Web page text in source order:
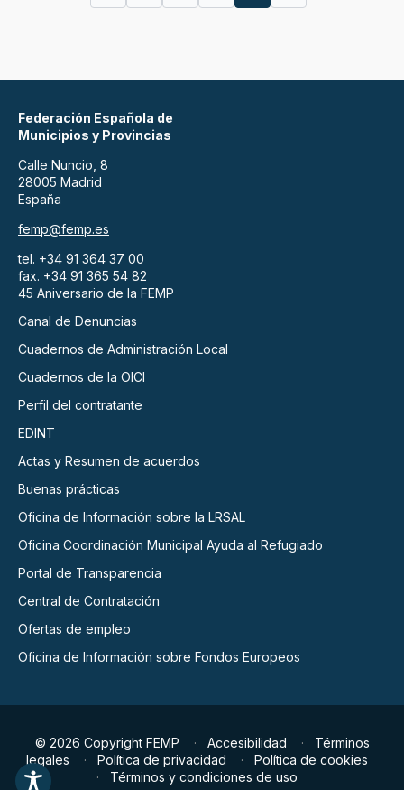
Federación Española de
Municipios y Provincias
Calle Nuncio, 8
28005 Madrid
España
femp@femp.es
tel. +34 91 364 37 00
fax. +34 91 365 54 82
45 Aniversario de la FEMP
Canal de Denuncias
Cuadernos de Administración Local
Cuadernos de la OICI
Perfil del contratante
EDINT
Actas y Resumen de acuerdos
Buenas prácticas
Oficina de Información sobre la LRSAL
Oficina Coordinación Municipal Ayuda al Refugiado
Portal de Transparencia
Central de Contratación
Ofertas de empleo
Oficina de Información sobre Fondos Europeos
© 2026 Copyright FEMP Accesibilidad
Términos
legales
Política de privacidad
Política de cookies
Términos y condiciones de uso